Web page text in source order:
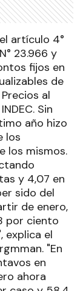
artículo 4°
23.966 y
fijos en
de
al
Sin
año hizo
los
los mismos.
y 4,07 en
sido del
de enero,
por ciento
explica el
"En
en
ahora